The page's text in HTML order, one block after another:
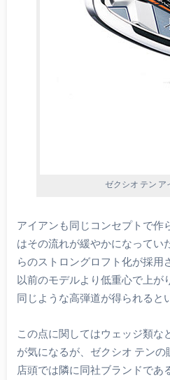
ゼクシオ テン ア
アイアンも同じコンセプトで作
はその流れが緩やかになってい
らのストロングロフト化が採用
以前のモデルより低重心で上が
同じような高弾道が得られると
この点に関してはウェッジ類な
が気になるが、ゼクシオ テン
店頭では隣に同社ブランドであ